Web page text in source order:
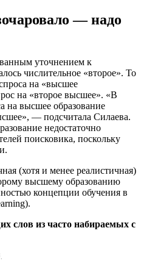
— надо
уточнением к
числительное «второе». То
на «высшее
на «второе высшее». «В
на высшее образование
— подсчитала Силаева.
недостаточно
поисковика, поскольку
(хотя и менее реалистичная)
высшему образованию
концепции обучения в
слов из часто набираемых с